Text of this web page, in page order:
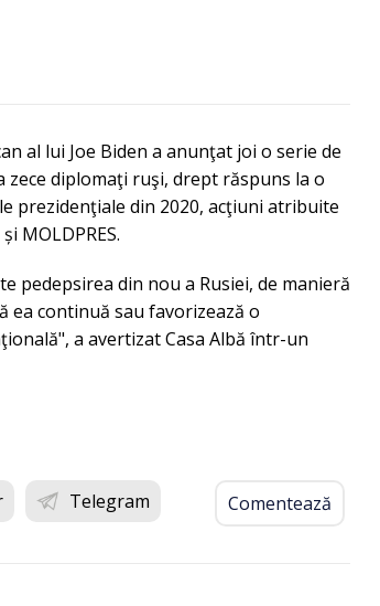
al lui Joe Biden a anunţat joi o serie de
diplomaţi ruşi, drept răspuns la o
prezidenţiale din 2020, acţiuni atribuite
MOLDPRES.
pedepsirea din nou a Rusiei, de manieră
ea continuă sau favorizează o
a avertizat Casa Albă într-un
Telegram Comentează